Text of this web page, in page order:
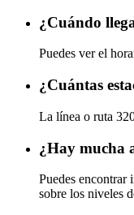
¿Cuándo
Puedes ver el
¿Cuántas
La línea o ruta
¿Hay mucha
Puedes encontrar
sobre los niveles